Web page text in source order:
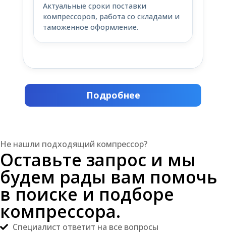
Актуальные сроки поставки
компрессоров, работа со складами и
таможенное оформление.
Подробнее
Не нашли подходящий компрессор?
Оставьте запрос и мы
будем рады вам помочь
в поиске и подборе
компрессора.
Специалист ответит на все вопросы